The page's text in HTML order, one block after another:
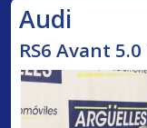
Audi
RS6 Avant